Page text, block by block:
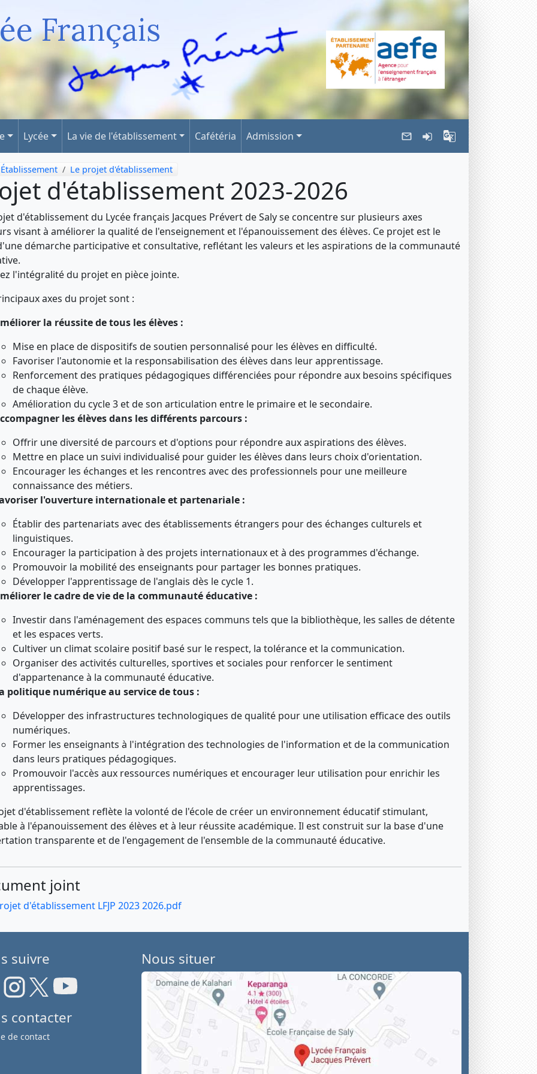
Français
Lycée La vie de l'établissement Cafétéria Admission
Établissement Le projet d'établissement
d'établissement 2023-2026
d'établissement du Lycée français Jacques Prévert de Saly se concentre sur plusieurs axes
visant à améliorer la qualité de l'enseignement et l'épanouissement des élèves. Ce projet est le
démarche participative et consultative, reflétant les valeurs et les aspirations de la communauté
l'intégralité du projet en pièce jointe.
axes du projet sont :
la réussite de tous les élèves :
Mise en place de dispositifs de soutien personnalisé pour les élèves en difficulté.
Favoriser l'autonomie et la responsabilisation des élèves dans leur apprentissage.
Renforcement des pratiques pédagogiques différenciées pour répondre aux besoins spécifiques
de chaque élève.
Amélioration du cycle 3 et de son articulation entre le primaire et le secondaire.
les élèves dans les différents parcours :
Offrir une diversité de parcours et d'options pour répondre aux aspirations des élèves.
Mettre en place un suivi individualisé pour guider les élèves dans leurs choix d'orientation.
Encourager les échanges et les rencontres avec des professionnels pour une meilleure
connaissance des métiers.
l'ouverture internationale et partenariale :
Établir des partenariats avec des établissements étrangers pour des échanges culturels et
linguistiques.
Encourager la participation à des projets internationaux et à des programmes d'échange.
Promouvoir la mobilité des enseignants pour partager les bonnes pratiques.
Développer l'apprentissage de l'anglais dès le cycle 1.
le cadre de vie de la communauté éducative :
Investir dans l'aménagement des espaces communs tels que la bibliothèque, les salles de détente
et les espaces verts.
Cultiver un climat scolaire positif basé sur le respect, la tolérance et la communication.
Organiser des activités culturelles, sportives et sociales pour renforcer le sentiment
d'appartenance à la communauté éducative.
politique numérique au service de tous :
Développer des infrastructures technologiques de qualité pour une utilisation efficace des outils
numériques.
Former les enseignants à l'intégration des technologies de l'information et de la communication
dans leurs pratiques pédagogiques.
Promouvoir l'accès aux ressources numériques et encourager leur utilisation pour enrichir les
apprentissages.
d'établissement reflète la volonté de l'école de créer un environnement éducatif stimulant,
à l'épanouissement des élèves et à leur réussite académique. Il est construit sur la base d'une
transparente et de l'engagement de l'ensemble de la communauté éducative.
joint
d'établissement LFJP 2023 2026.pdf
suivre
contacter
de contact
Nous situer